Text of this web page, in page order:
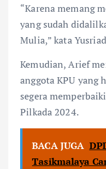
“Karena memang
yang sudah
Mulia,” kata
Kemudian, Arief
anggota KPU yang
segera
Pilkada 2024.
BACA JUGA
Tasikmalaya